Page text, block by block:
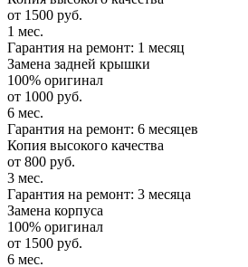
от 1500 руб.
1 мес.
Гарантия на ремонт: 1 месяц
Замена задней крышки
100% оригинал
от 1000 руб.
6 мес.
Гарантия на ремонт: 6 месяцев
Копия высокого качества
от 800 руб.
3 мес.
Гарантия на ремонт: 3 месяца
Замена корпуса
100% оригинал
от 1500 руб.
6 мес.